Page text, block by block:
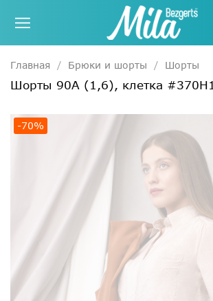
Главная Брюки и шорты Шорты
Шорты 90А (1,6), клетка
-70%